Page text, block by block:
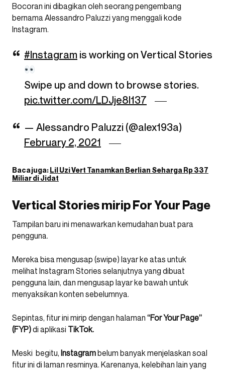
Bocoran ini dibagikan oleh seorang pengembang
bernama Alessandro Paluzzi yang menggali kode
Instagram.
#Instagram is working on Vertical Stories
Swipe up and down to browse stories.
pic.twitter.com/LDJje8l137
— Alessandro Paluzzi (@alex193a)
February 2, 2021
Baca juga:Lil Uzi Vert Tanamkan Berlian Seharga Rp 337
Miliar di Jidat
Vertical Stories mirip For Your Page
Tampilan baru ini menawarkan kemudahan buat para
pengguna.
Mereka bisa mengusap (swipe) layar ke atas untuk
melihat Instagram Stories selanjutnya yang dibuat
pengguna lain, dan mengusap layar ke bawah untuk
menyaksikan konten sebelumnya.
Sepintas, fitur ini mirip dengan halaman “For Your Page”
(FYP)di aplikasi TikTok.
Meski begitu, Instagrambelum banyak menjelaskan soal
fitur ini di laman resminya. Karenanya, kelebihan lain yang